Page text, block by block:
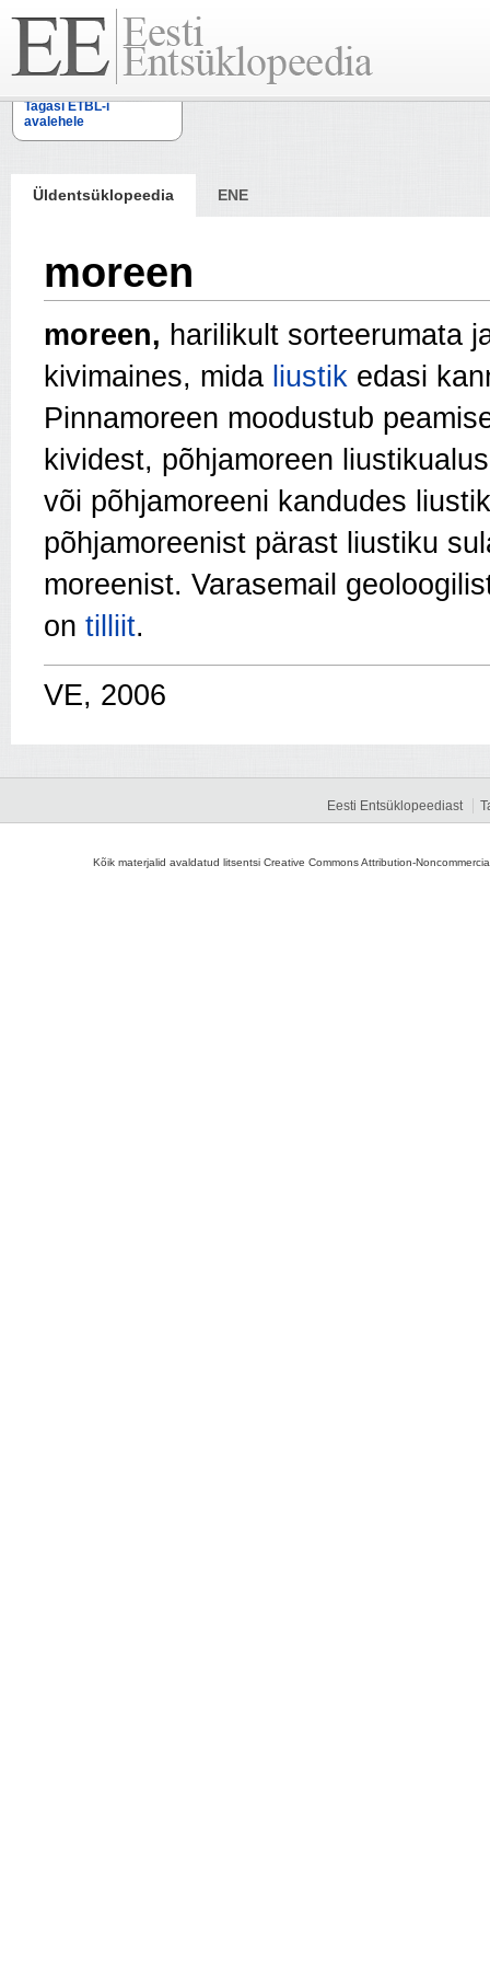
Tagasi ETBL-i
avalehele
Üldentsüklopeedia ENE
moreen
moreen, harilikult sorteerumata
kivimaines, mida liustik edasi
Pinnamoreen moodustub
kividest, põhjamoreen
või põhjamoreeni kandudes
põhjamoreenist pärast liustiku
moreenist. Varasemail
on tilliit.
VE, 2006
Eesti Entsüklopeediast
Kõik materjalid avaldatud litsentsi Creative Commons Attribution-